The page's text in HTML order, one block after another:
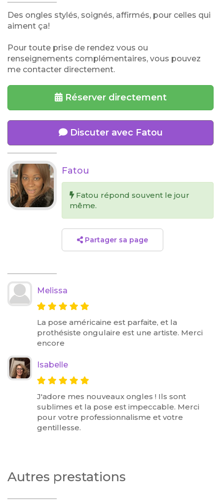
Des ongles stylés, soignés, affirmés, pour celles qui
aiment ça!
Pour toute prise de rendez vous ou
renseignements complémentaires, vous pouvez
me contacter directement.
Réserver directement
Discuter avec Fatou
Fatou
Fatou répond souvent le jour
même.
Partager sa page
Melissa
La pose américaine est parfaite, et la
prothésiste ongulaire est une artiste. Merci
encore
Isabelle
J'adore mes nouveaux ongles ! Ils sont
sublimes et la pose est impeccable. Merci
pour votre professionnalisme et votre
gentillesse.
Autres prestations